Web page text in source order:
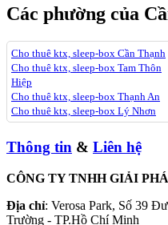
Các phường của
Cho thuê ktx, sleep-box Cần Thạnh
Cho thuê ktx, sleep-box Tam Thôn
Hiệp
Cho thuê ktx, sleep-box Thạnh An
Cho thuê ktx, sleep-box Lý Nhơn
Thông tin & Liên hệ
CÔNG TY TNHH GIẢI
Địa chỉ: Verosa Park, Số 39
Trường - TP.Hồ Chí Minh